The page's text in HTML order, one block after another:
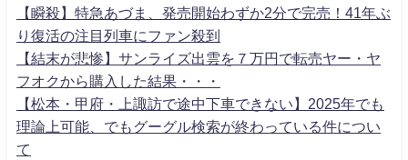
【瞬殺】特急あづま、発売開始わずか2分で完売！41年ぶ
り復活の注目列車にファン殺到
【結末が悲惨】サンライズ出雲を７万円で転売ヤー・ヤ
フオクから購入した結果・・・
【松本・甲府・上諏訪で途中下車できない】2025年でも
理論上可能、でもグーグル検索が終わっている件につい
て